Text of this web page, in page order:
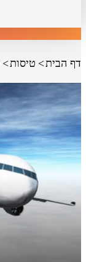
דף הבית טיסות